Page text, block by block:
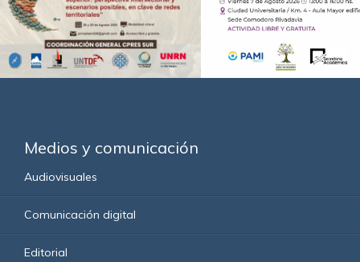
Medios y comunicación
Audiovisuales
Comunicación digital
Editorial